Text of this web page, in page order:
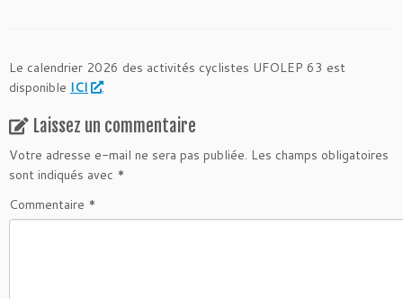
Le calendrier 2026 des activités cyclistes UFOLEP 63 est
disponible ICI .
Laissez un commentaire
Votre adresse e-mail ne sera pas publiée. Les champs obligatoires
sont indiqués avec *
Commentaire *